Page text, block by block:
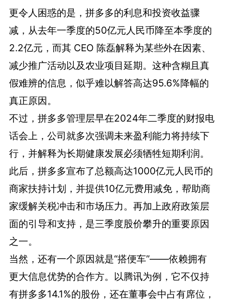
更令人困惑的是，拼多多的利息和投资收益骤
减，从去年一季度的50亿元人民币降至本季度的
2.2亿元，而其 CEO 陈磊解释为某些外在因素、
减少推广活动以及农业项目延期。这种含糊且真
假难辨的信息，似乎难以解答高达95.6%降幅的
真正原因。
不过，拼多多管理层早在2024年二季度的财报电
话会上，公司就多次强调未来盈利能力将持续下
行，并解释为长期健康发展必须牺牲短期利润。
此后，拼多多宣布了总额高达1000亿元人民币的
商家扶持计划，并提供10亿元费用减免，帮助商
家缓解关税冲击和市场压力。再加上政府政策层
面的引导和支持，是三季度股价攀升的重要原因
之一。
当然，还有一个原因就是“搭便车”——依赖拥有
更大信息优势的合作方。以腾讯为例，它不仅持
有拼多多14.1%的股份，还在董事会中占有席位，